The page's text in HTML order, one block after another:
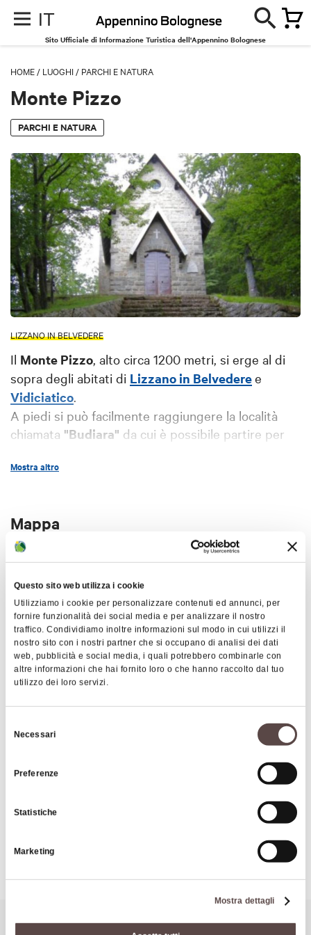
Questo sito web utilizza i cookie
Utilizziamo i cookie per personalizzare contenuti ed annunci, per
fornire funzionalità dei social media e per analizzare il nostro
traffico. Condividiamo inoltre informazioni sul modo in cui utilizzi il
nostro sito con i nostri partner che si occupano di analisi dei dati
web, pubblicità e social media, i quali potrebbero combinarle con
altre informazioni che hai fornito loro o che hanno raccolto dal tuo
utilizzo dei loro servizi.
delNecessari
Preferenze
Statistiche
Marketing
Mostra dettagli
IT
Sito Ufficiale di Informazione Turistica dell'Appennino Bolognese
HOME / LUOGHI / PARCHI E NATURA
Monte Pizzo
PARCHI E NATURA
LIZZANO IN BELVEDERE
Il Monte Pizzo , alto circa 1200 metri, si erge al di
sopra degli abitati di Lizzano in Belvederee
Vidiciatico
A piedi si può facilmente raggiungere la località
chiamata "Budiara" da cui è possibile partire per
che raggiungono la cima del monte; qui è presente
più emozionanti segnaliamo le discese per
e enduro
Corno alle Scale Bikee l'attività di
lanci colparapendiodell'associazione "Vivere il
Monte Pizzo".
Molto suggestiva la"Chiesetta degli
Alpini", visibile solo esternamente, poiché si trova
sulla cima del monte. Il patrono è San Giovanni
Gualberto, protettore dei Forestali. Fu edificata nel
caratterizzata da una posizione panoramica che
domina la sottostante vallata del Silla.
raggiungere il
(da cui si può godere
di uno dei più interessanti panorami della zona) e la
"Bocca delle Tese", un crocevia tra vari sentieri
frequentato anche da molti animali selvatici, di cui
si possono spesso osservare le tracce.
Mostra altro
Mappa
+
−
contributors ©CARTO
Monte Pizzo
40042 Lizzano in Belvedere
COME ARRIVARE
Potrebbe interessarti anche